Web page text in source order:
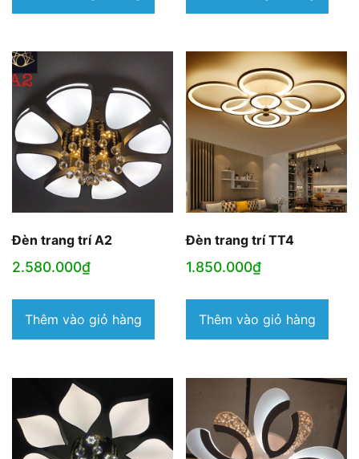
Đèn trang trí A2
2.580.000₫
Thêm vào giỏ hàng
Đèn trang trí TT4
1.850.000₫
Thêm vào giỏ hàng